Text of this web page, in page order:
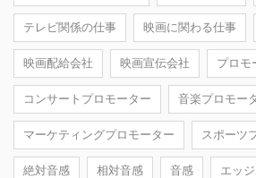
テレビ関係の仕事 映画に関わる仕事
映画配給会社 映画宣伝会社 プロモ
コンサートプロモーター 音楽プロモー
マーケティングプロモーター スポーツ
絶対音感 相対音感 音感 エッ